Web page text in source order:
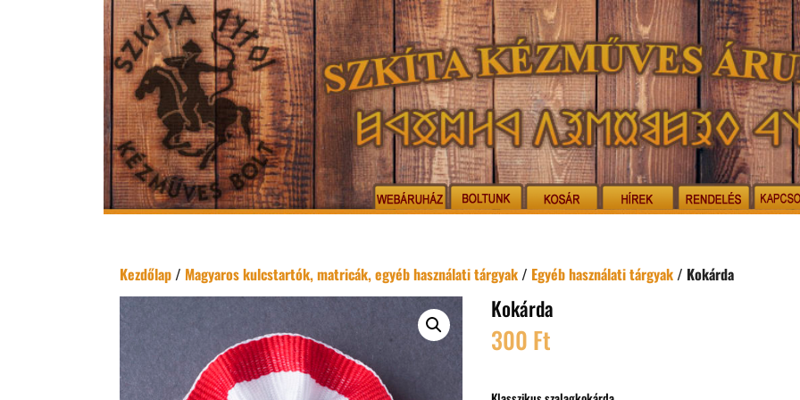
Kezdőlap/ Magyaros kulcstartók, matricák, egyéb használati tárgyak/ Egyéb használati tárgyak/ Kokárda
Kokárda
300 Ft